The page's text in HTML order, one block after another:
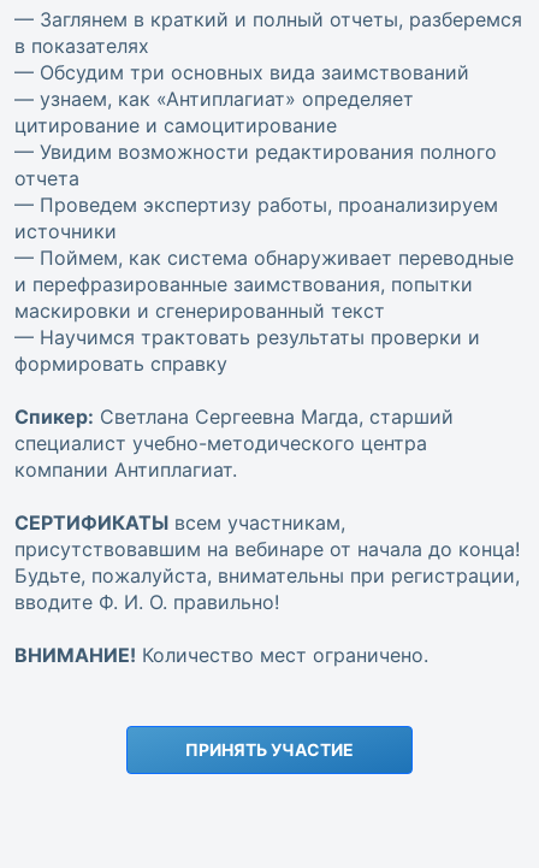
— Заглянем в краткий и полный отчеты, разберемся
в показателях
— Обсудим три основных вида заимствований
— узнаем, как «Антиплагиат» определяет
цитирование и самоцитирование
— Увидим возможности редактирования полного
отчета
— Проведем экспертизу работы, проанализируем
источники
— Поймем, как система обнаруживает переводные
и перефразированные заимствования, попытки
маскировки и сгенерированный текст
— Научимся трактовать результаты проверки и
формировать справку
Спикер: Светлана Сергеевна Магда, старший
специалист учебно-методического центра
компании Антиплагиат.
СЕРТИФИКАТЫ всем участникам,
присутствовавшим на вебинаре от начала до конца!
Будьте, пожалуйста, внимательны при регистрации,
вводите Ф. И. О. правильно!
ВНИМАНИЕ! Количество мест ограничено.
ПРИНЯТЬ УЧАСТИЕ